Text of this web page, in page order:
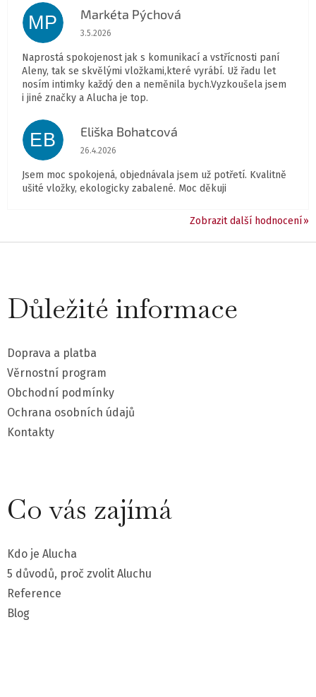
MP Markéta Pýchová
Hodnocení obchodu je 5 z 5 hvězdiček.
3.5.2026
Naprostá spokojenost jak s komunikací a vstřícnosti paní
Aleny, tak se skvělými vložkami,které vyrábí. Už řadu let
nosím intimky každý den a neměnila bych.Vyzkoušela jsem
i jiné značky a Alucha je top.
EB Eliška Bohatcová
Hodnocení obchodu je 5 z 5 hvězdiček.
26.4.2026
Jsem moc spokojená, objednávala jsem už potřetí. Kvalitně
ušité vložky, ekologicky zabalené. Moc děkuji
Zobrazit další hodnocení
p
a
t
Důležité informace
Doprava a platba
Věrnostní program
Obchodní podmínky
Ochrana osobních údajů
Kontakty
Co vás zajímá
Kdo je Alucha
5 důvodů, proč zvolit Aluchu
Reference
Blog